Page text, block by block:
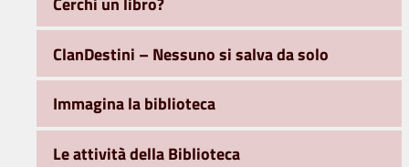
ClanDestini – Nessuno si salva da solo
Immagina la biblioteca
Le attività della Biblioteca